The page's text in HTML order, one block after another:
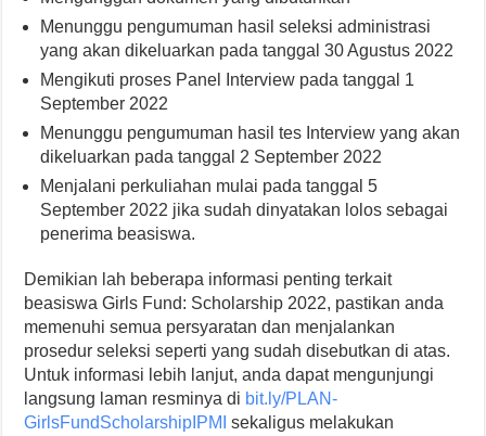
Menunggu pengumuman hasil seleksi administrasi
yang akan dikeluarkan pada tanggal 30 Agustus 2022
Mengikuti proses Panel Interview pada tanggal 1
September 2022
Menunggu pengumuman hasil tes Interview yang akan
dikeluarkan pada tanggal 2 September 2022
Menjalani perkuliahan mulai pada tanggal 5
September 2022 jika sudah dinyatakan lolos sebagai
penerima beasiswa.
Demikian lah beberapa informasi penting terkait
beasiswa Girls Fund: Scholarship 2022, pastikan anda
memenuhi semua persyaratan dan menjalankan
prosedur seleksi seperti yang sudah disebutkan di atas.
Untuk informasi lebih lanjut, anda dapat mengunjungi
langsung laman resminya di bit.ly/PLAN-
GirlsFundScholarshipIPMI sekaligus melakukan